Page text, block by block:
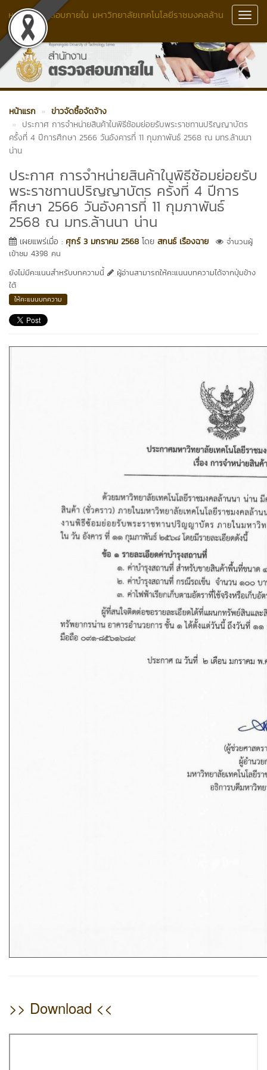
หน่วยตรวจสอบภายใน มหาวิทยาลัยเทคโนโลยีราชมงคลล้าน
นา
หน้าแรก
ข่าวจัดซื้อจัดจ้าง
ประกาศ การจำหน่ายสินค้าในพิธีซ้อมย่อยรับพระราชทานปริญญาบัตร
ครั้งที่ 4 ปีการศึกษา 2566 วันอังคารที่ 11 กุมภาพันธ์ 2568 ณ มทร.ล้านนา
น่าน
ประกาศ การจำหน่ายสินค้าในพิธีซ้อมย่อยรับ
พระราชทานปริญญาบัตร ครั้งที่ 4 ปีการ
ศึกษา 2566 วันอังคารที่ 11 กุมภาพันธ์
2568 ณ มทร.ล้านนา น่าน
เผยแพร่เมื่อ : ศุกร์ 3 มกราคม 2568 โดย สกนธ์ เรืองฉาย
จำนวนผู้
เข้าชม 4398 คน
ยังไม่มีคะแนนสำหรับบทความนี้
ผู้อ่านสามารถให้คะแนนบทความได้จากปุ่มข้าง
ใต้
ให้คะแนนบทความ
>> Download <<